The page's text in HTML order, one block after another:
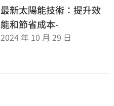
最新太陽能技術：提升效
能和節省成本-
2024 年 10 月 29 日